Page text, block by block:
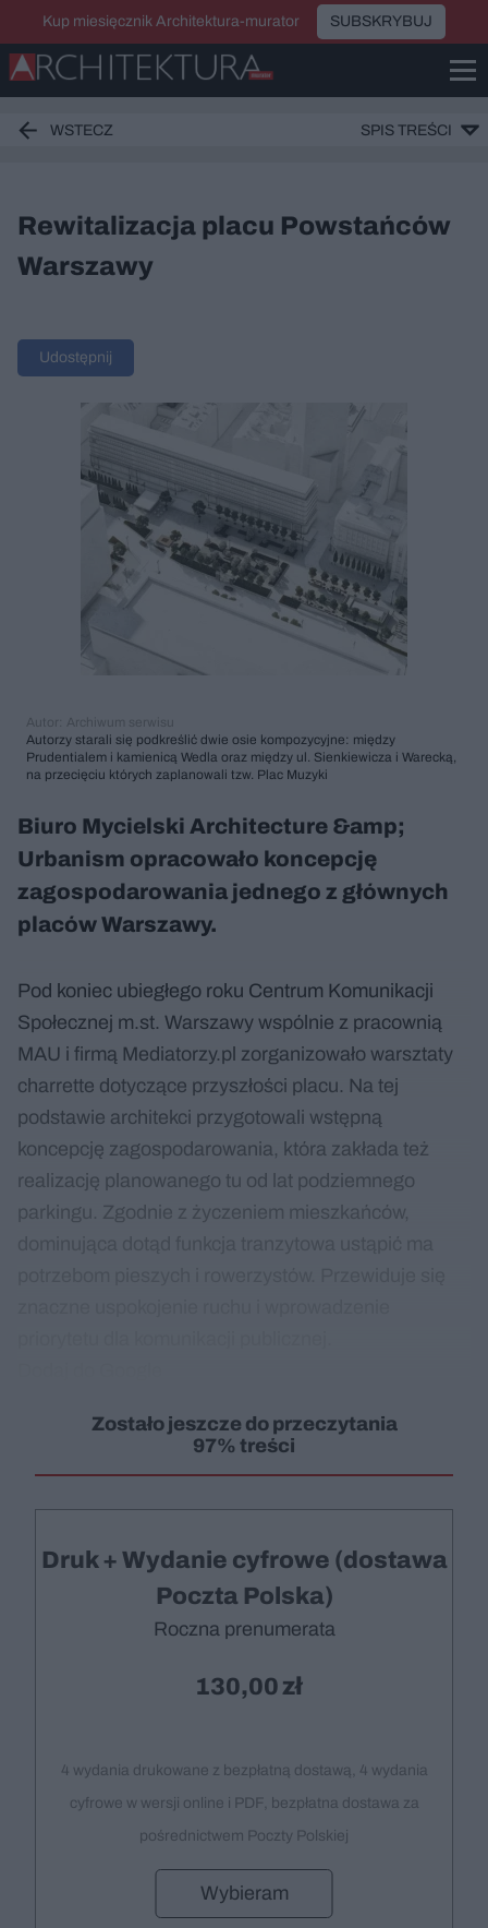
Kup miesięcznik Architektura-murator SUBSKRYBUJ
WSTECZ SPIS TREŚCI
Rewitalizacja placu Powstańców
Warszawy
Udostępnij
Autor: Archiwum serwisu
Autorzy starali się podkreślić dwie osie kompozycyjne: między
Prudentialem i kamienicą Wedla oraz między ul. Sienkiewicza i Warecką,
na przecięciu których zaplanowali tzw. Plac Muzyki
Biuro Mycielski Architecture &amp;
Urbanism opracowało koncepcję
zagospodarowania jednego z głównych
placów Warszawy.
Pod koniec ubiegłego roku Centrum Komunikacji
Społecznej m.st. Warszawy wspólnie z pracownią
MAU i firmą Mediatorzy.pl zorganizowało warsztaty
charrette dotyczące przyszłości placu. Na tej
podstawie architekci przygotowali wstępną
koncepcję zagospodarowania, która zakłada też
realizację planowanego tu od lat podziemnego
parkingu. Zgodnie z życzeniem mieszkańców,
Zostało jeszcze do przeczytania
97% treści
Druk + Wydanie cyfrowe (dostawa
Poczta Polska)
Roczna prenumerata
130,00
4 wydania drukowane z bezpłatną dostawą, 4 wydania
cyfrowe w wersji online i PDF, bezpłatna dostawa za
pośrednictwem Poczty Polskiej
Wybieram